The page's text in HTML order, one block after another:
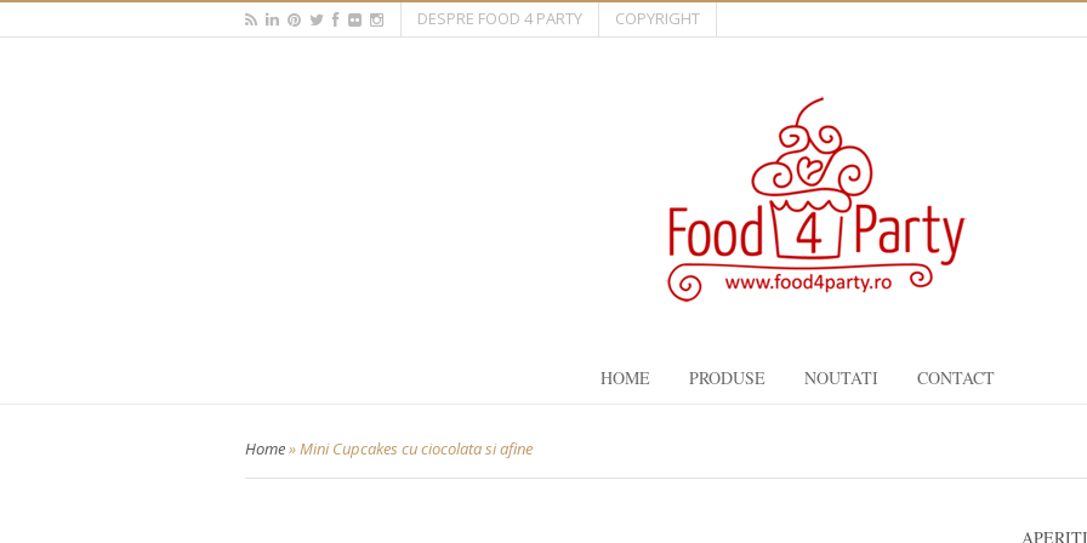
DESPRE FOOD 4 PARTY COPYRIGHT
HOME PRODUSE NOUTATI CONTACT
Home»Mini Cupcakes cu ciocolata si afine